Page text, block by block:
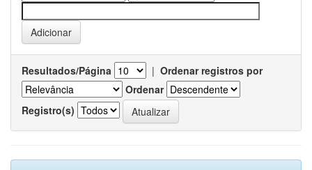
Resultados/Página | Ordenar registros por
Ordenar
Registro(s)